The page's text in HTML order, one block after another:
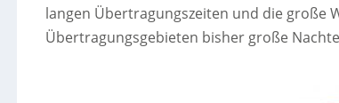
langen Übertragungszeiten und die große
Übertragungsgebieten bisher große